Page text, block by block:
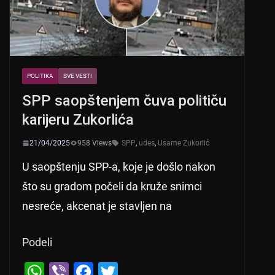
POLITIKA SVE VESTI
SPP saopštenjem čuva političu
karijeru Zukorlića
21/04/2025 958 Views SPP, udes, Usame Zukorlić
U saopštenju SPP-a, koje je došlo nakon
što su gradom počeli da kruže snimci
nesreće, akcenat je stavljen na
Podeli